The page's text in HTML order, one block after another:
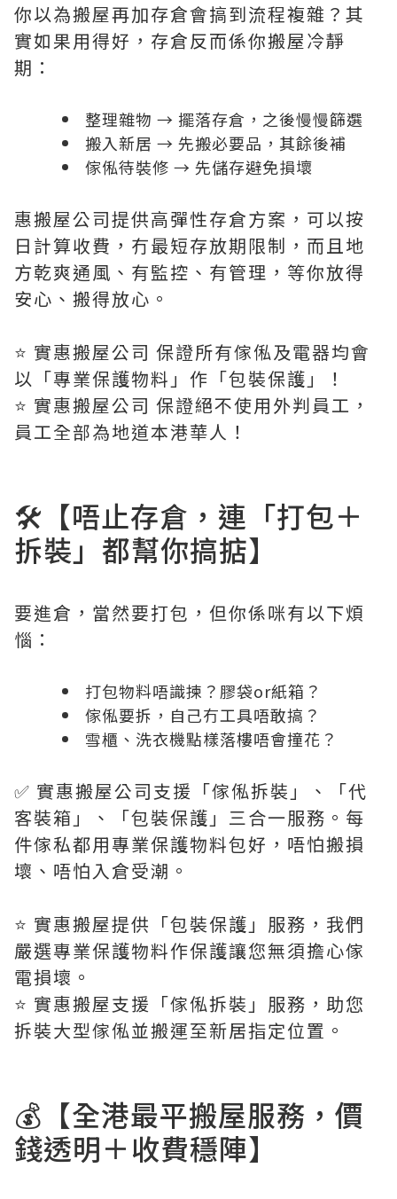
你以為搬屋再加存倉會搞到流程複雜？其
實如果用得好，存倉反而係你搬屋冷靜
期：
整理雜物 → 擺落存倉，之後慢慢篩選
搬入新居 → 先搬必要品，其餘後補
傢俬待裝修 → 先儲存避免損壞
惠搬屋公司提供高彈性存倉方案，可以按
日計算收費，冇最短存放期限制，而且地
方乾爽通風、有監控、有管理，等你放得
安心、搬得放心。
⭐️ 實惠搬屋公司 保證所有傢俬及電器均會
以「專業保護物料」作「包裝保護」！
⭐️ 實惠搬屋公司 保證絕不使用外判員工，
員工全部為地道本港華人！
🛠️【唔止存倉，連「打包＋
拆裝」都幫你搞掂】
要進倉，當然要打包，但你係咪有以下煩
惱：
打包物料唔識揀？膠袋or紙箱？
傢俬要拆，自己冇工具唔敢搞？
雪櫃、洗衣機點樣落樓唔會撞花？
✅ 實惠搬屋公司支援「傢俬拆裝」、「代
客裝箱」、「包裝保護」三合一服務。每
件傢私都用專業保護物料包好，唔怕搬損
壞、唔怕入倉受潮。
⭐️ 實惠搬屋提供「包裝保護」服務，我們
嚴選專業保護物料作保護讓您無須擔心傢
電損壞。
⭐️ 實惠搬屋支援「傢俬拆裝」服務，助您
拆裝大型傢俬並搬運至新居指定位置。
💰【全港最平搬屋服務，價
錢透明＋收費穩陣】